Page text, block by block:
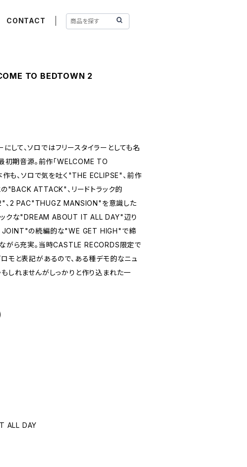
CONTACT
TO BEDTOWN 2
して、ソロではフリースタイラーとしても名
初期音源。前作「WELCOME TO
も、ソロで気を吐く"THE ECLIPSE"、前作
"BACK ATTACK"、リードトラック的
2 PAC"THUGZ MANSION"を意識した
ックな"DREAM ABOUT IT ALL DAY"辺り
JOINT"の続編的な"WE GET HIGH"で締
がら充実。当時CASTLE RECORDS限定で
モと表記があるので、ある種デモ的なニュ
しれませんがしっかりと作り込まれた一
ALL DAY